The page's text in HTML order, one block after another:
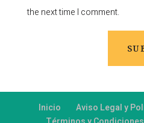
the next time I comment.
Inicio
Aviso Legal y